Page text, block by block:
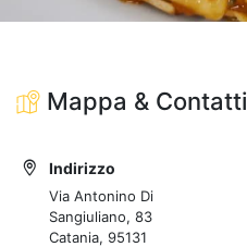
Mappa & Contatti
Indirizzo
Via Antonino Di
Sangiuliano, 83
Catania, 95131